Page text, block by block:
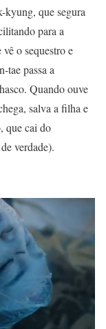
kyung, que segura
para a
o sequestro e
tae passa a
Quando ouve
salva a filha e
que cai do
verdade).